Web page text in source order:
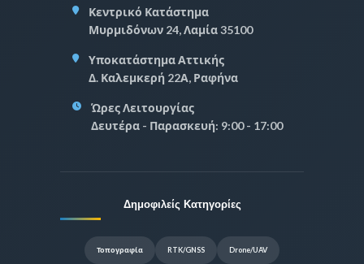
Κεντρικό Κατάστημα
Μυρμιδόνων 24, Λαμία 35100
Υποκατάστημα Αττικής
Δ. Καλεμκερή 22Α, Ραφήνα
Ώρες Λειτουργίας
Δευτέρα - Παρασκευή: 9:00 - 17:00
Δημοφιλείς Κατηγορίες
Τοπογραφία RTK/GNSS Drone/UAV